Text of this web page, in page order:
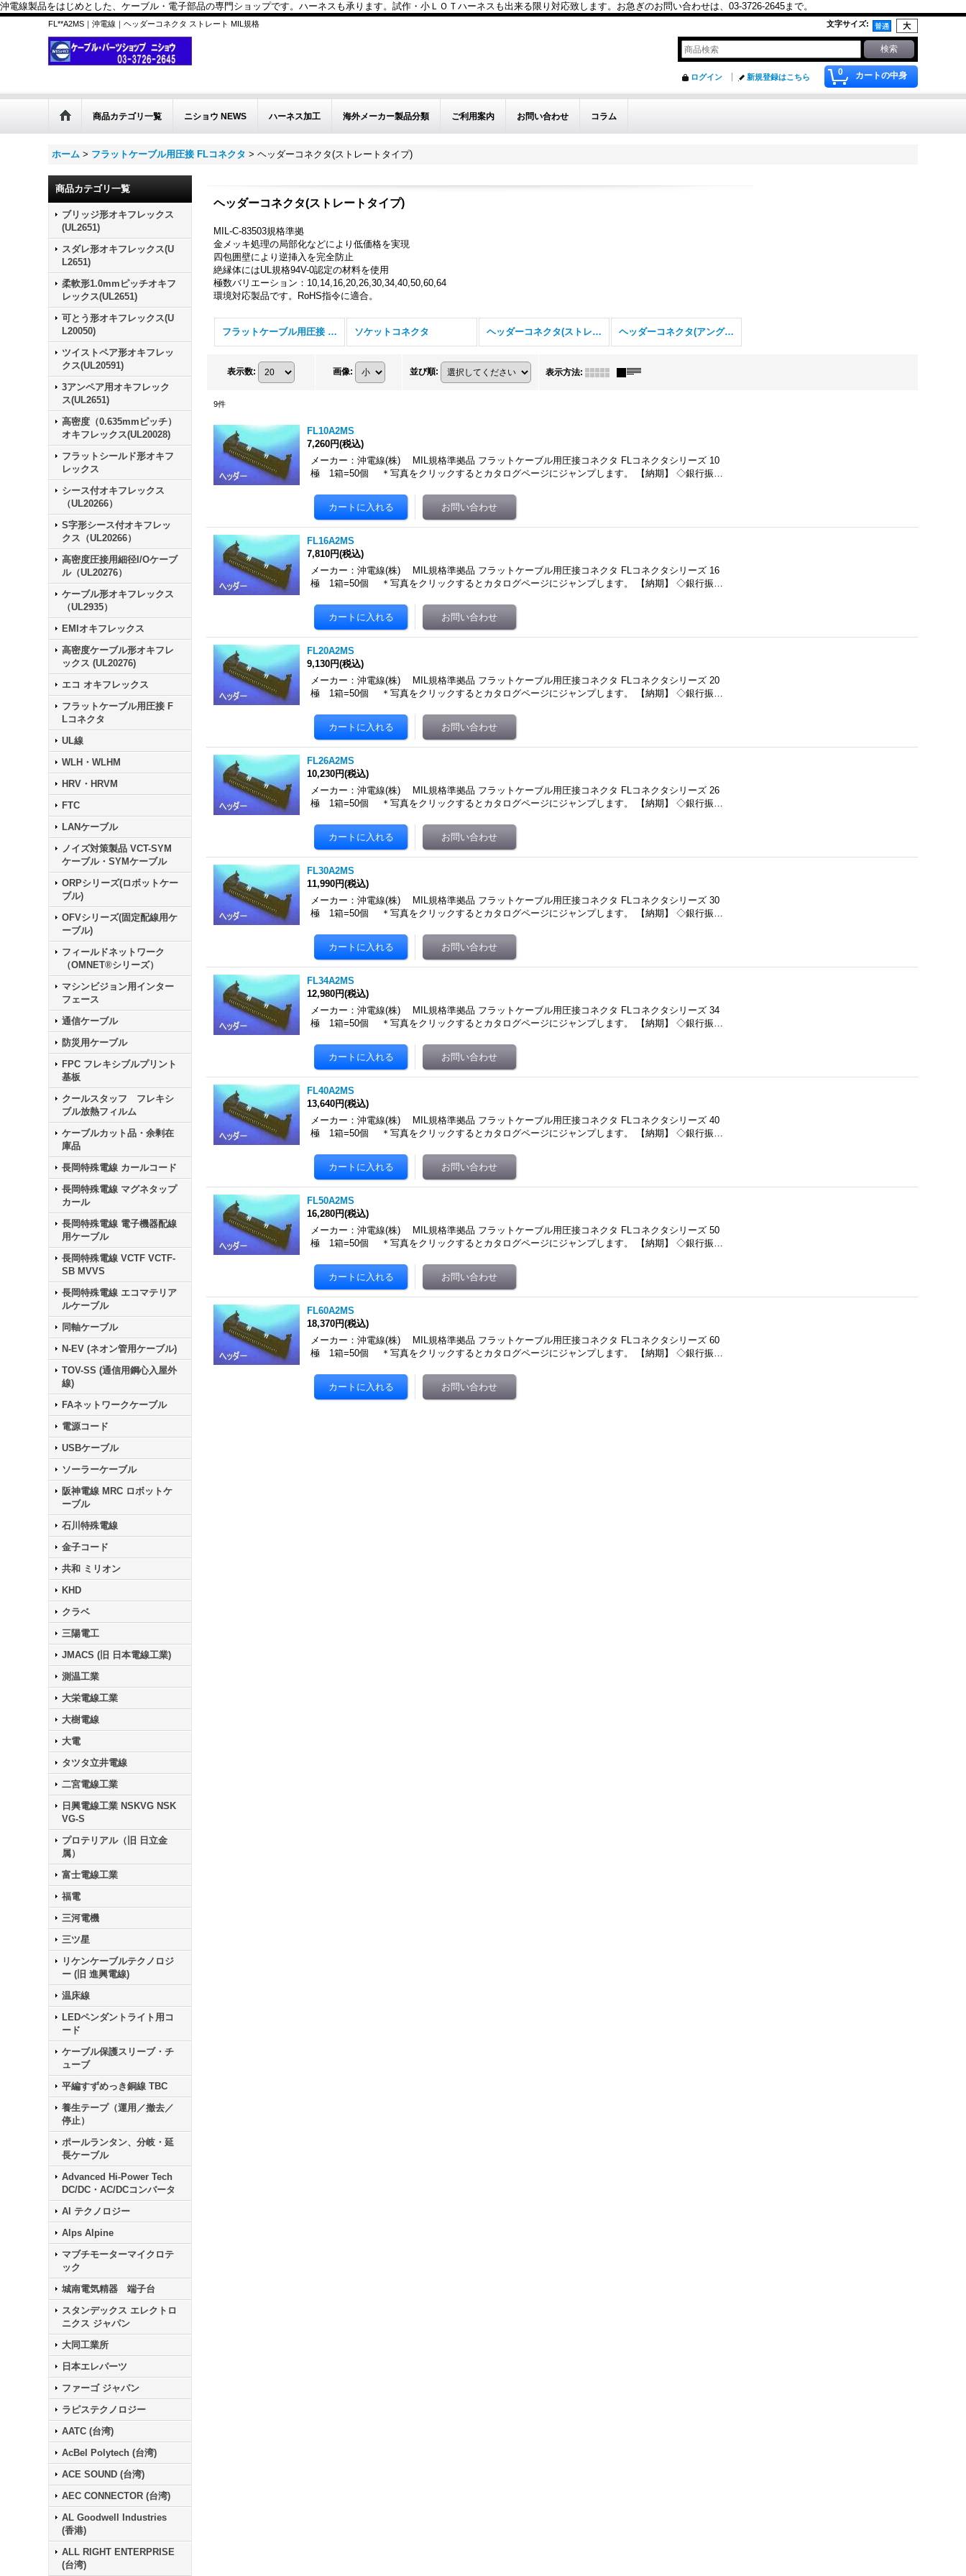
沖電線製品をはじめとした、ケーブル・電子部品の専門ショップです。ハーネスも承ります。試作・小ＬＯＴハーネスも出来る限り対応致します。お急ぎのお問い合わせは、03-3726-2645まで。
FL**A2MS｜沖電線｜ヘッダーコネクタ ストレート MIL規格 文字サイズ:
0 カートの中身
ログイン 新規登録はこちら
商品カテゴリ一覧 ニショウ NEWS ハーネス加工 海外メーカー製品分類 ご利用案内 お問い合わせ コラム
ホーム > フラットケーブル用圧接 FLコネクタ > ヘッダーコネクタ(ストレートタイプ)
商品カテゴリ一覧
ブリッジ形オキフレックス
(UL2651)
スダレ形オキフレックス(U
L2651)
柔軟形1.0mmピッチオキフ
レックス(UL2651)
可とう形オキフレックス(U
L20050)
ツイストペア形オキフレッ
クス(UL20591)
3アンペア用オキフレック
ス(UL2651)
高密度（0.635mmピッチ）
オキフレックス(UL20028)
フラットシールド形オキフ
レックス
シース付オキフレックス
（UL20266）
S字形シース付オキフレッ
クス（UL20266）
高密度圧接用細径I/Oケーブ
ル（UL20276）
ケーブル形オキフレックス
（UL2935）
EMIオキフレックス
高密度ケーブル形オキフレ
ックス (UL20276)
エコ オキフレックス
フラットケーブル用圧接 F
Lコネクタ
UL線
WLH・WLHM
HRV・HRVM
FTC
LANケーブル
ノイズ対策製品 VCT-SYM
ケーブル・SYMケーブル
ORPシリーズ(ロボットケー
ブル)
OFVシリーズ(固定配線用ケ
ーブル)
フィールドネットワーク
（OMNET®シリーズ）
マシンビジョン用インター
フェース
通信ケーブル
防災用ケーブル
FPC フレキシブルプリント
基板
クールスタッフ フレキシ
ブル放熱フィルム
ケーブルカット品・余剰在
庫品
長岡特殊電線 カールコード
長岡特殊電線 マグネタップ
カール
長岡特殊電線 電子機器配線
用ケーブル
長岡特殊電線 VCTF VCTF-
SB MVVS
長岡特殊電線 エコマテリア
ルケーブル
同軸ケーブル
N-EV (ネオン管用ケーブル)
TOV-SS (通信用鋼心入屋外
線)
FAネットワークケーブル
電源コード
USBケーブル
ソーラーケーブル
阪神電線 MRC ロボットケ
ーブル
石川特殊電線
金子コード
共和 ミリオン
KHD
クラベ
三陽電工
JMACS (旧 日本電線工業)
測温工業
大栄電線工業
大樹電線
大電
タツタ立井電線
二宮電線工業
日興電線工業 NSKVG NSK
VG-S
プロテリアル（旧 日立金
属）
富士電線工業
福電
三河電機
三ツ星
リケンケーブルテクノロジ
ー (旧 進興電線)
温床線
LEDペンダントライト用コ
ード
ケーブル保護スリーブ・チ
ューブ
平編すずめっき銅線 TBC
養生テープ（運用／撤去／
停止）
ポールランタン、分岐・延
長ケーブル
Advanced Hi-Power Tech
DC/DC・AC/DCコンバータ
AI テクノロジー
Alps Alpine
マブチモーターマイクロテ
ック
城南電気精器 端子台
スタンデックス エレクトロ
ニクス ジャパン
大同工業所
日本エレパーツ
ファーゴ ジャパン
ラピステクノロジー
AATC (台湾)
AcBel Polytech (台湾)
ACE SOUND (台湾)
AEC CONNECTOR (台湾)
AL Goodwell Industries
(香港)
ALL RIGHT ENTERPRISE
(台湾)
ヘッダーコネクタ(ストレートタイプ)
MIL-C-83503規格準拠
金メッキ処理の局部化などにより低価格を実現
四包囲壁により逆挿入を完全防止
絶縁体にはUL規格94V-0認定の材料を使用
極数バリエーション：10,14,16,20,26,30,34,40,50,60,64
環境対応製品です。RoHS指令に適合。
フラットケーブル用圧接 FLコネクタ (全商品) ソケットコネクタ ヘッダーコネクタ(ストレートタイプ) ヘッダーコネクタ(アングルタイプ)
表示数: 画像: 並び順: 表示方法:
9件
FL10A2MS
7,260円(税込)
メーカー：沖電線(株) MIL規格準拠品 フラットケーブル用圧接コネクタ FLコネクタシリーズ 10
極 1箱=50個 ＊写真をクリックするとカタログページにジャンプします。 【納期】 ◇銀行振…
FL16A2MS
7,810円(税込)
メーカー：沖電線(株) MIL規格準拠品 フラットケーブル用圧接コネクタ FLコネクタシリーズ 16
極 1箱=50個 ＊写真をクリックするとカタログページにジャンプします。 【納期】 ◇銀行振…
FL20A2MS
9,130円(税込)
メーカー：沖電線(株) MIL規格準拠品 フラットケーブル用圧接コネクタ FLコネクタシリーズ 20
極 1箱=50個 ＊写真をクリックするとカタログページにジャンプします。 【納期】 ◇銀行振…
FL26A2MS
10,230円(税込)
メーカー：沖電線(株) MIL規格準拠品 フラットケーブル用圧接コネクタ FLコネクタシリーズ 26
極 1箱=50個 ＊写真をクリックするとカタログページにジャンプします。 【納期】 ◇銀行振…
FL30A2MS
11,990円(税込)
メーカー：沖電線(株) MIL規格準拠品 フラットケーブル用圧接コネクタ FLコネクタシリーズ 30
極 1箱=50個 ＊写真をクリックするとカタログページにジャンプします。 【納期】 ◇銀行振…
FL34A2MS
12,980円(税込)
メーカー：沖電線(株) MIL規格準拠品 フラットケーブル用圧接コネクタ FLコネクタシリーズ 34
極 1箱=50個 ＊写真をクリックするとカタログページにジャンプします。 【納期】 ◇銀行振…
FL40A2MS
13,640円(税込)
メーカー：沖電線(株) MIL規格準拠品 フラットケーブル用圧接コネクタ FLコネクタシリーズ 40
極 1箱=50個 ＊写真をクリックするとカタログページにジャンプします。 【納期】 ◇銀行振…
FL50A2MS
16,280円(税込)
メーカー：沖電線(株) MIL規格準拠品 フラットケーブル用圧接コネクタ FLコネクタシリーズ 50
極 1箱=50個 ＊写真をクリックするとカタログページにジャンプします。 【納期】 ◇銀行振…
FL60A2MS
18,370円(税込)
メーカー：沖電線(株) MIL規格準拠品 フラットケーブル用圧接コネクタ FLコネクタシリーズ 60
極 1箱=50個 ＊写真をクリックするとカタログページにジャンプします。 【納期】 ◇銀行振…